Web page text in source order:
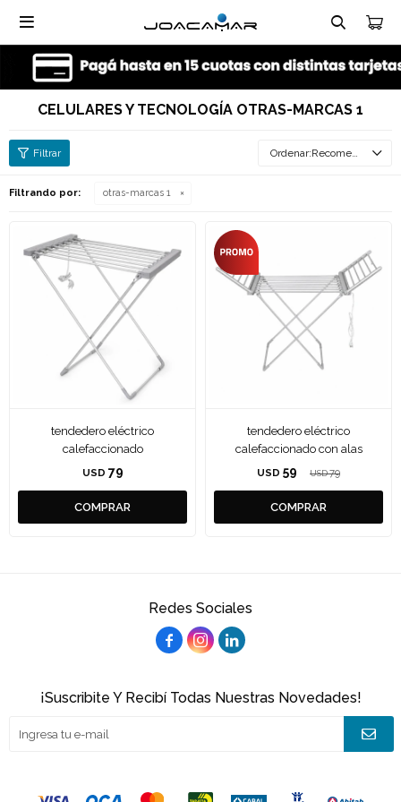

CELULARES Y TECNOLOGÍA OTRAS-MARCAS 1
Recomendados
Filtrando por: otras-marcas 1
tendedero eléctrico
calefaccionado
USD 79
tendedero eléctrico
calefaccionado con alas
USD 59 USD 79
Redes Sociales
  
¡Suscribite Y Recibí Todas Nuestras Novedades!